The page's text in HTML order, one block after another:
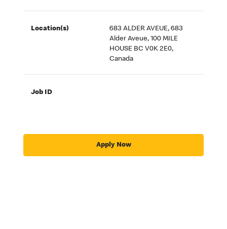
Location(s)
683 ALDER AVEUE, 683
Alder Aveue, 100 MILE
HOUSE BC V0K 2E0,
Canada
Job ID
Apply Now